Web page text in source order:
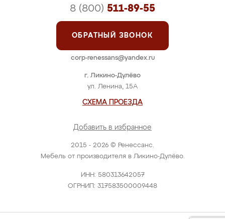
2015 - 2026 © Ренессанс.
Мебель от производителя в Ликино-Дулёво.
ИНН: 580313642057
ОГРНИП: 317583500009448
г. Ликино-Дулёво
ул. Ленина, 15А
СХЕМА ПРОЕЗДА
Добавить в избранное
8 (800) 511-89-55
ОБРАТНЫЙ ЗВОНОК
corp-renessans@yandex.ru